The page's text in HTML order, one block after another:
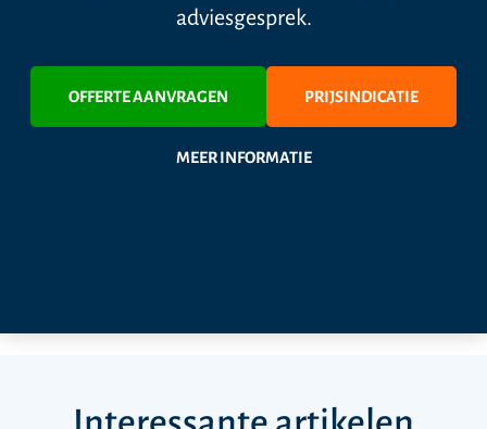
adviesgesprek.
OFFERTE AANVRAGEN PRIJSINDICATIE
MEER INFORMATIE